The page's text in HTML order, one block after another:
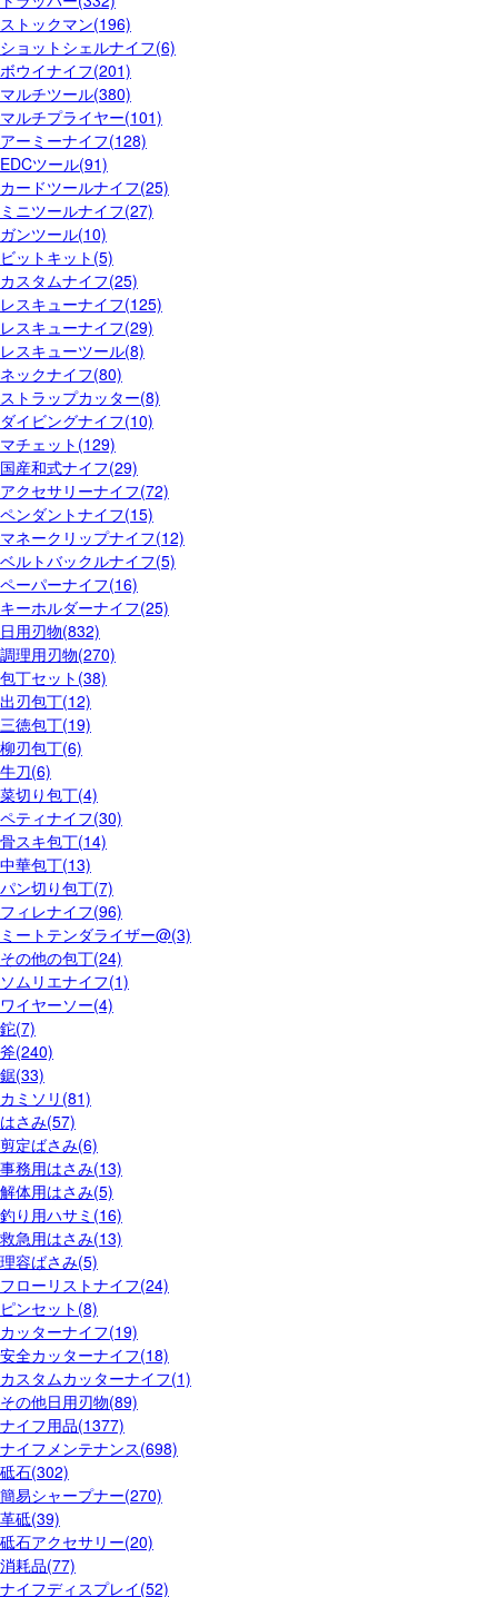
ストックマン(196)
ショットシェルナイフ(6)
ボウイナイフ(201)
マルチツール(380)
マルチプライヤー(101)
アーミーナイフ(128)
EDCツール(91)
カードツールナイフ(25)
ミニツールナイフ(27)
ガンツール(10)
ビットキット(5)
カスタムナイフ(25)
レスキューナイフ(125)
レスキューナイフ(29)
レスキューツール(8)
ネックナイフ(80)
ストラップカッター(8)
ダイビングナイフ(10)
マチェット(129)
国産和式ナイフ(29)
アクセサリーナイフ(72)
ペンダントナイフ(15)
マネークリップナイフ(12)
ベルトバックルナイフ(5)
ペーパーナイフ(16)
キーホルダーナイフ(25)
日用刃物(832)
調理用刃物(270)
包丁セット(38)
出刃包丁(12)
三徳包丁(19)
柳刃包丁(6)
牛刀(6)
菜切り包丁(4)
ペティナイフ(30)
骨スキ包丁(14)
中華包丁(13)
パン切り包丁(7)
フィレナイフ(96)
ミートテンダライザー@(3)
その他の包丁(24)
ソムリエナイフ(1)
ワイヤーソー(4)
鉈(7)
斧(240)
鋸(33)
カミソリ(81)
はさみ(57)
剪定ばさみ(6)
事務用はさみ(13)
解体用はさみ(5)
釣り用ハサミ(16)
救急用はさみ(13)
理容ばさみ(5)
フローリストナイフ(24)
ピンセット(8)
カッターナイフ(19)
安全カッターナイフ(18)
カスタムカッターナイフ(1)
その他日用刃物(89)
ナイフ用品(1377)
ナイフメンテナンス(698)
砥石(302)
簡易シャープナー(270)
革砥(39)
砥石アクセサリー(20)
消耗品(77)
ナイフディスプレイ(52)